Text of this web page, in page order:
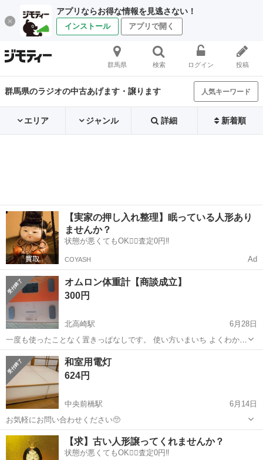
アプリならお得な情報を見逃さない！
インストール アプリで開く
群馬県 検索 ログイン 投稿
群馬県のラジオの中古あげます・譲ります 人気キーワード
エリア ジャンル 詳細 新着順
【実家の押し入れ整理】眠っている人形あり
ませんか？
状態が悪くてもOK🙆‍♀️査定0円‼️
COYASH Ad
オムロン体重計【商談成立】
300円
北高崎駅
6月28日
一度も使ったことなく置きっぱなしです。 使い方いまいち よくわから
ないため。 高崎ドンキ周辺 評価の仕方がよくわからないので 誠実に
対応します。カメラの取り方がわるかっただけで、体重計の上側波打
ってますが 大きな...
群馬 高崎市 北高崎駅
和室用電灯
624円
中央前橋駅
6月14日
お気軽にお問い合わせください🥺
群馬 前橋市 中央前橋駅 生活家電 和室
【求】古い人形譲ってくれませんか？
状態が悪くてもOK🙆‍♀️査定0円‼️